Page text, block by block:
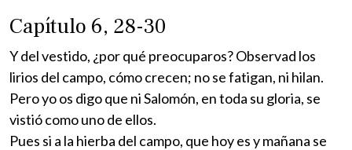
Capítulo 6, 28-30
Y del vestido, ¿por qué preocuparos? Observad los
lirios del campo, cómo crecen; no se fatigan, ni hilan.
Pero yo os digo que ni Salomón, en toda su gloria, se
vistió como uno de ellos.
Pues si a la hierba del campo, que hoy es y mañana se